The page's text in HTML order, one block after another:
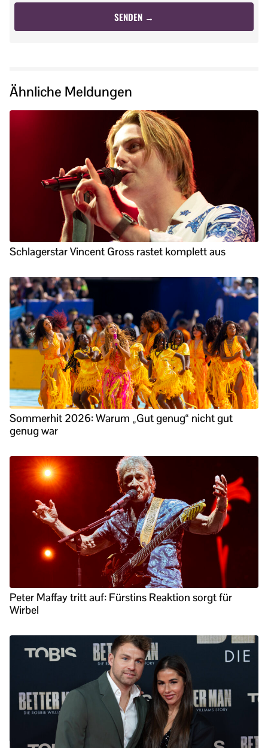
Ähnliche Meldungen
Schlagerstar Vincent Gross rastet komplett aus
Sommerhit 2026: Warum „Gut genug“ nicht gut
genug war
Peter Maffay tritt auf: Fürstins Reaktion sorgt für
Wirbel